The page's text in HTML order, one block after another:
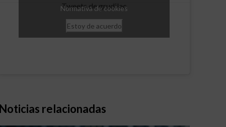
Tweets de grudilec
Normativa de cookies
Estoy de acuerdo
Noticias relacionadas